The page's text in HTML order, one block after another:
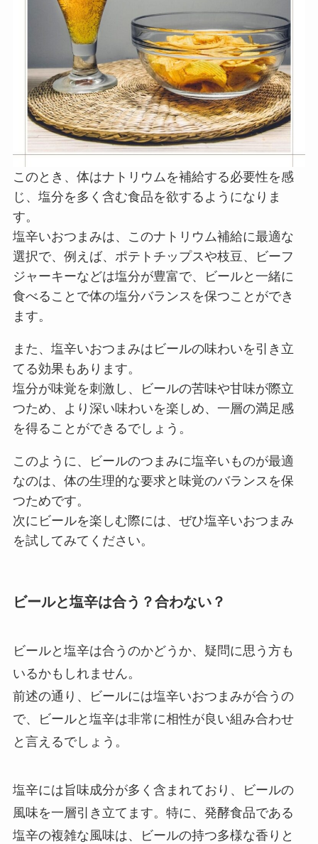
このとき、体はナトリウムを補給する必要性を感
じ、塩分を多く含む食品を欲するようになりま
す。
塩辛いおつまみは、このナトリウム補給に最適な
選択で、例えば、ポテトチップスや枝豆、ビーフ
ジャーキーなどは塩分が豊富で、ビールと一緒に
食べることで体の塩分バランスを保つことができ
ます。
また、塩辛いおつまみはビールの味わいを引き立
てる効果もあります。
塩分が味覚を刺激し、ビールの苦味や甘味が際立
つため、より深い味わいを楽しめ、一層の満足感
を得ることができるでしょう。
このように、ビールのつまみに塩辛いものが最適
なのは、体の生理的な要求と味覚のバランスを保
つためです。
次にビールを楽しむ際には、ぜひ塩辛いおつまみ
を試してみてください。
ビールと塩辛は合う？合わない？
ビールと塩辛は合うのかどうか、疑問に思う方も
いるかもしれません。
前述の通り、ビールには塩辛いおつまみが合うの
で、ビールと塩辛は非常に相性が良い組み合わせ
と言えるでしょう。
塩辛には旨味成分が多く含まれており、ビールの
風味を一層引き立てます。特に、発酵食品である
塩辛の複雑な風味は、ビールの持つ多様な香りと